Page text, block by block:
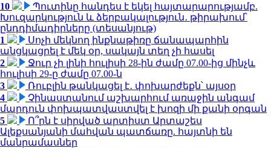
10
Պուտինը հանդես է եկել հայտարարությամբ.
Խուզարկություն և ձերբակալություն․ թիրախում՝
ընդդիմադիրները (տեսանյութ)
1
Սոչի մեկնող ինքնաթիռը ճանապարհին
անցկացրել է մեկ օր, սակայն տեղ չի հասել
2
Ջուր չի լինի հուլիսի 28-ին ժամը 07.00-ից մինչև
հուլիսի 29-ը ժամը 07.00-ն
3
Ռուբլին թանկացել է․ փոխարժեքն՝ այսօր
4
Չինաստանում աշխարհում առաջին անգամ
մարդուն փոխպատվաստվել է խոզի մի քանի օրգան
5
Ո՞րն է սիրված արտիստ Արտաշես
Ալեքսանյանի մահվան պատճառը. հայտնի են
մանրամասներ